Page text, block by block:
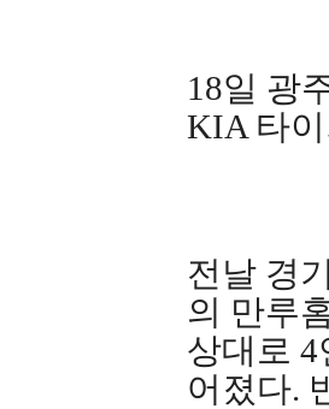
18일 광
KIA 타
전날 경
의 만루
상대로
어졌다.